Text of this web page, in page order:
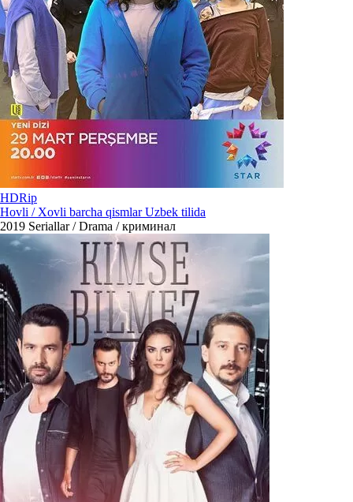
HDRip
Hovli / Xovli barcha qismlar Uzbek tilida
2019 Seriallar / Drama / криминал